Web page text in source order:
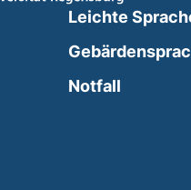
in a new window)
Leichte
Notfall